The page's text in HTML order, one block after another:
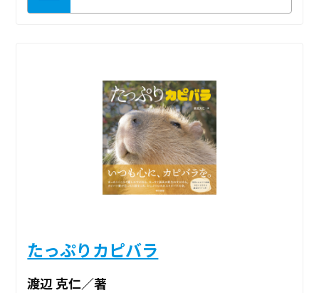
たっぷりカピバラ
渡辺 克仁／著